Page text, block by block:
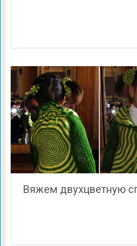
Вяжем двухцветную